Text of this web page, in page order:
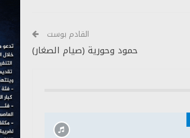
أو
خفض
مستوى
الصوت.
القادم بوست
حمود وحورية (صيام الصغار)